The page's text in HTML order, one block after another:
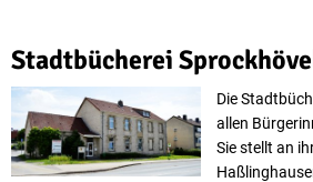
Stadtbücherei
Die
allen
Sie stellt an